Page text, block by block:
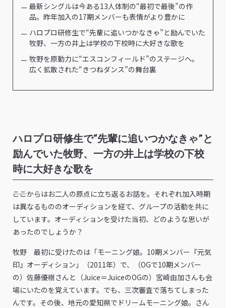
最新シングルは今ある13人体制の“最初で最後”の作
品。昨年加入の17期メンバーも表情がより豊かに
ハロプロ研修生で“先輩に追いつかなきゃ”と励んでいた
牧野、一方の井上は学校の下校時に大好きな歌を
牧野を原動力に“エスコンフィールド”のステージへ。
広く拡散された“きつねダンス”の舞台裏
ハロプロ研修生で“先輩に追いつかなきゃ”と
励んでいた牧野、一方の井上は学校の下校
時に大好きな歌を
――ここからはお二人の原点に立ち返るお話を。それぞれ加入時期
は異なるもののオーディションを経て、グループの活動を共に
しています。オーディションを受けた当初、どのような思いが
あったのでしょうか？
牧野 最初に受けたのは「モーニング娘。10期メンバー『元気
印』オーディション」（2011年）で、（OGで10期メンバー
の）佐藤優樹さんと（Juice＝JuiceのOGの）宮崎由加さんも会
場にいたのを覚えています。でも、三次審査で落ちてしまった
んです。その後、地元の愛知県でドリームモーニング娘。さん